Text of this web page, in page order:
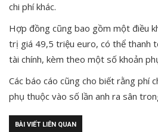
chi phí khác.
Hợp đồng cũng bao gồm một điều
trị giá 49,5 triệu euro, có thể thanh
tài chính, kèm theo một số khoản
Các báo cáo cũng cho biết rằng phí
phụ thuộc vào số lần anh ra sân
BÀI VIẾT LIÊN QUAN